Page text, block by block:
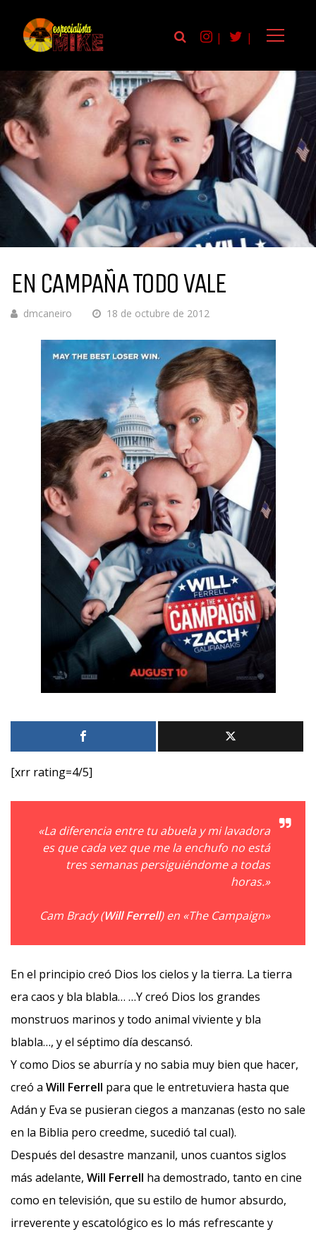
| |
EN CAMPAÑA TODO VALE
dmcaneiro 18 de octubre de 2012
[xrr rating=4/5]
«La diferencia entre tu abuela y mi lavadora
es que cada vez quemela enchufo no está
tres semanas persiguiéndome a todas
horas.»
Cam Brady (Will Ferrell) en «The Campaign»
En el principio creó Dios los cielos y la tierra. La tierra
era caos y bla blabla… …Y creó Dios los grandes
monstruos marinos y todo animal viviente y bla
blabla…, y el séptimo día descansó.
Y como Dios se aburría y no sabia muy bien que hacer,
creó a Will Ferrell para que le entretuviera hasta que
Adán y Eva se pusieran ciegos a manzanas (esto no sale
en la Biblia pero creedme, sucedió tal cual).
Después del desastre manzanil, unos cuantos siglos
más adelante, Will Ferrell ha demostrado, tanto en cine
como en televisión, que su estilo de humor absurdo,
irreverente y escatológico es lo más refrescante y